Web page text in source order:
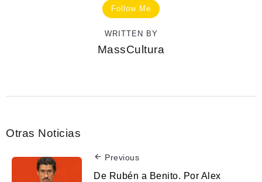
Follow Me
WRITTEN BY
MassCultura
Otras Noticias
Previous
De Rubén a Benito. Por Alex